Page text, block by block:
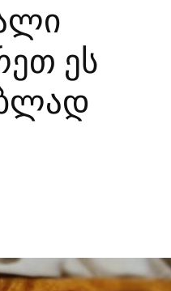
ეს